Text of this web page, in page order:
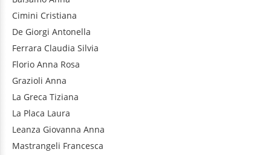
Cimini Cristiana
De Giorgi Antonella
Ferrara Claudia Silvia
Florio Anna Rosa
Grazioli Anna
La Greca Tiziana
La Placa Laura
Leanza Giovanna Anna
Mastrangeli Francesca